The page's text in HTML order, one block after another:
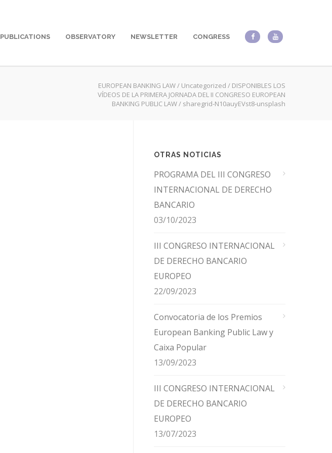
PUBLICATIONS OBSERVATORY NEWSLETTER CONGRESS
EUROPEAN BANKING LAW/ Uncategorized / DISPONIBLES LOS
VÍDEOS DE LA PRIMERA JORNADA DEL II CONGRESO EUROPEAN
BANKING PUBLIC LAW/ sharegrid-N10auyEVst8-unsplash
OTRAS NOTICIAS
PROGRAMA DEL III CONGRESO
INTERNACIONAL DE DERECHO
BANCARIO
03/10/2023
III CONGRESO INTERNACIONAL
DE DERECHO BANCARIO
EUROPEO
22/09/2023
Convocatoria de los Premios
European Banking Public Law y
Caixa Popular
13/09/2023
III CONGRESO INTERNACIONAL
DE DERECHO BANCARIO
EUROPEO
13/07/2023